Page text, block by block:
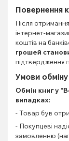
Повернення
Після
інтернет-
коштів на
грошей
підтвердження
Умови обміну
Обмін книгу
випадках:
- Товар був
- Покупцеві
замовленню